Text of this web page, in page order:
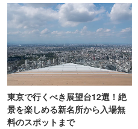
東京で行くべき展望台12選！絶
景を楽しめる新名所から入場無
料のスポットまで